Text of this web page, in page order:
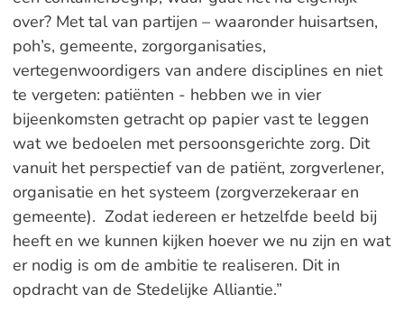
over? Met tal van partijen – waaronder huisartsen,
poh’s, gemeente, zorgorganisaties,
vertegenwoordigers van andere disciplines en niet
te vergeten: patiënten - hebben we in vier
bijeenkomsten getracht op papier vast te leggen
wat we bedoelen met persoonsgerichte zorg. Dit
vanuit het perspectief van de patiënt, zorgverlener,
organisatie en het systeem (zorgverzekeraar en
gemeente). Zodat iedereen er hetzelfde beeld bij
heeft en we kunnen kijken hoever we nu zijn en wat
er nodig is om de ambitie te realiseren. Dit in
opdracht van de Stedelijke Alliantie.”